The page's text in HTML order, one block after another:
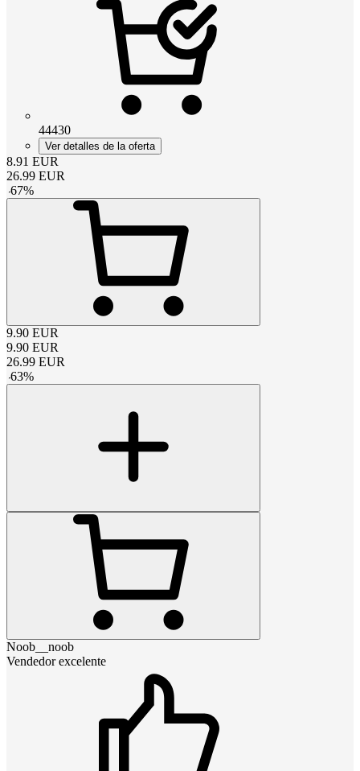
44430
Ver detalles de la oferta
8.91 EUR
26.99 EUR
-67%
9.90 EUR
9.90 EUR
26.99 EUR
-63%
Noob__noob
Vendedor excelente